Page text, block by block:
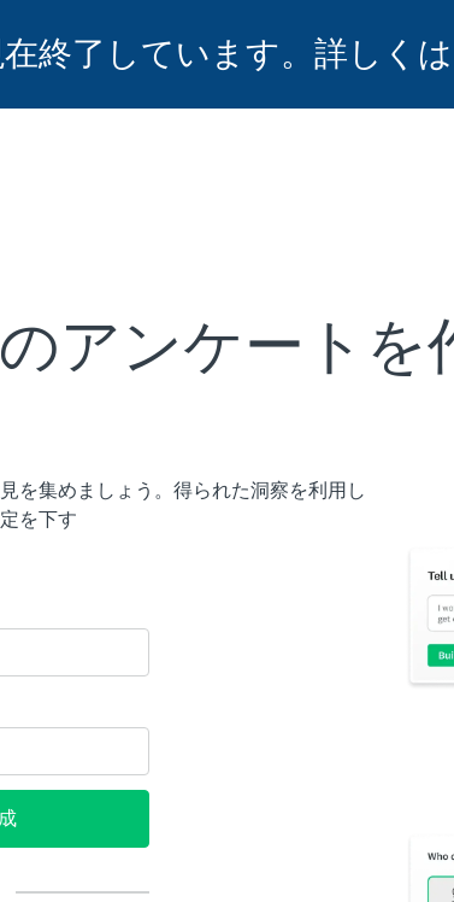
終了しています。詳しく
アンケートを
を集めましょう。得られた洞察を利用し
を下す